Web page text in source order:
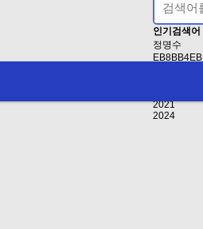
인기검색어
정명수
2021
2024